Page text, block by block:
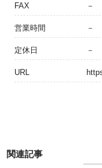
FAX －
営業時間 －
定休日 －
URL
関連記事